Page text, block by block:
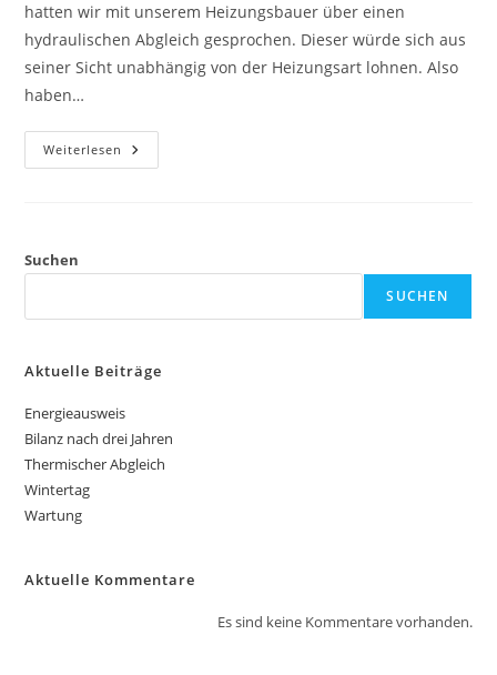
hatten wir mit unserem Heizungsbauer über einen
hydraulischen Abgleich gesprochen. Dieser würde sich aus
seiner Sicht unabhängig von der Heizungsart lohnen. Also
haben…
Weiterlesen Hydraulischer
Abgleich
Suchen
SUCHEN
Aktuelle Beiträge
Energieausweis
Bilanz nach drei Jahren
Thermischer Abgleich
Wintertag
Wartung
Aktuelle Kommentare
Es sind keine Kommentare vorhanden.